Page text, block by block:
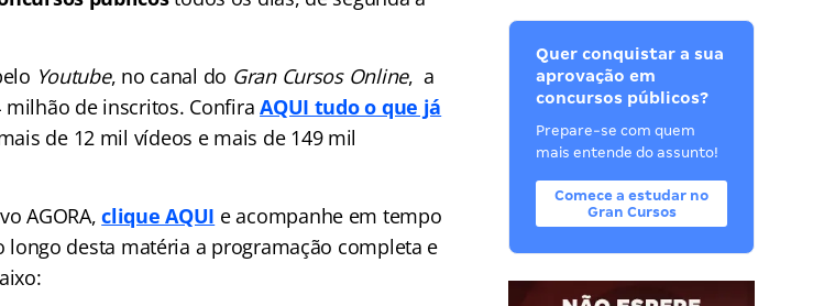
Youtube, no canal do Gran Cursos Online, a
milhão de inscritos. ConfiraAQUI tudo o que já
de 12 mil vídeos e mais de 149 mil
AGORA,clique AQUI e acompanhe em tempo
longo desta matéria a programação completa e
Quer conquistar a sua
aprovação em
concursos públicos?
Prepare-se com quem
mais entende do assunto!
Comece a estudar no
Gran Cursos